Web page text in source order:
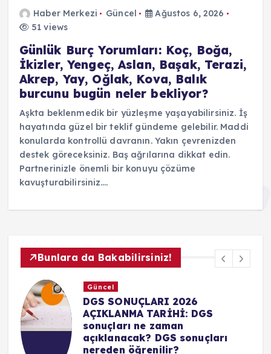
Haber Merkezi Güncel
Ağustos 6, 2026
51 views
Günlük Burç Yorumları: Koç, Boğa,
İkizler, Yengeç, Aslan, Başak, Terazi,
Akrep, Yay, Oğlak, Kova, Balık
burcunu bugün neler bekliyor?
Aşkta beklenmedik bir yüzleşme yaşayabilirsiniz. İş
hayatında güzel bir teklif gündeme gelebilir. Maddi
konularda kontrollü davranın. Yakın çevrenizden
destek göreceksiniz. Baş ağrılarına dikkat edin.
Partnerinizle önemli bir konuyu çözüme
kavuşturabilirsiniz.…
Bunlara da Bakabilirsiniz!
Güncel
DGS SONUÇLARI 2026
AÇIKLANMA TARİHİ: DGS
sonuçları ne zaman
açıklanacak? DGS sonuçları
nereden öğrenilir?